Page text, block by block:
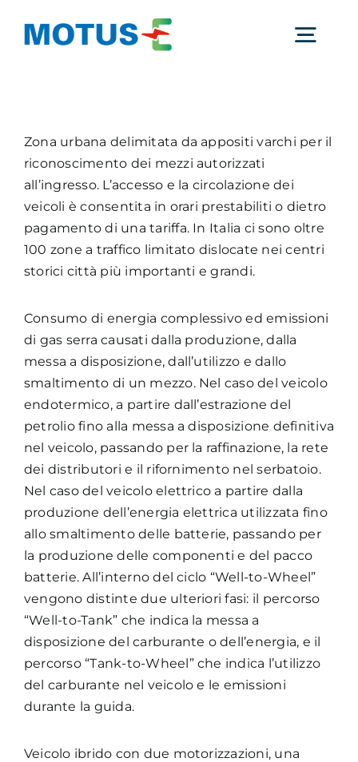
Studi e ricerche
Analisi di mercato
Utilità
Comunicati Stampa
Academy
Zona urbana delimitata da appositi varchi per il
riconoscimento dei mezzi autorizzati
all’ingresso. L’accesso e la circolazione dei
veicoli è consentita in orari prestabiliti o dietro
pagamento di una tariffa. In Italia ci sono oltre
100 zone a traffico limitato dislocate nei centri
storici città più importanti e grandi.
Consumo di energia complessivo ed emissioni
di gas serra causati dalla produzione, dalla
messa a disposizione, dall’utilizzo e dallo
smaltimento di un mezzo. Nel caso del veicolo
endotermico, a partire dall’estrazione del
petrolio fino alla messa a disposizione definitiva
nel veicolo, passando per la raffinazione, la rete
dei distributori e il rifornimento nel serbatoio.
Nel caso del veicolo elettrico a partire dalla
produzione dell’energia elettrica utilizzata fino
allo smaltimento delle batterie, passando per
la produzione delle componenti e del pacco
batterie. All’interno del ciclo “Well-to-Wheel”
vengono distinte due ulteriori fasi: il percorso
“Well-to-Tank” che indica la messa a
disposizione del carburante o dell’energia, e il
percorso “Tank-to-Wheel” che indica l’utilizzo
del carburante nel veicolo e le emissioni
durante la guida.
Veicolo ibrido con due motorizzazioni, una